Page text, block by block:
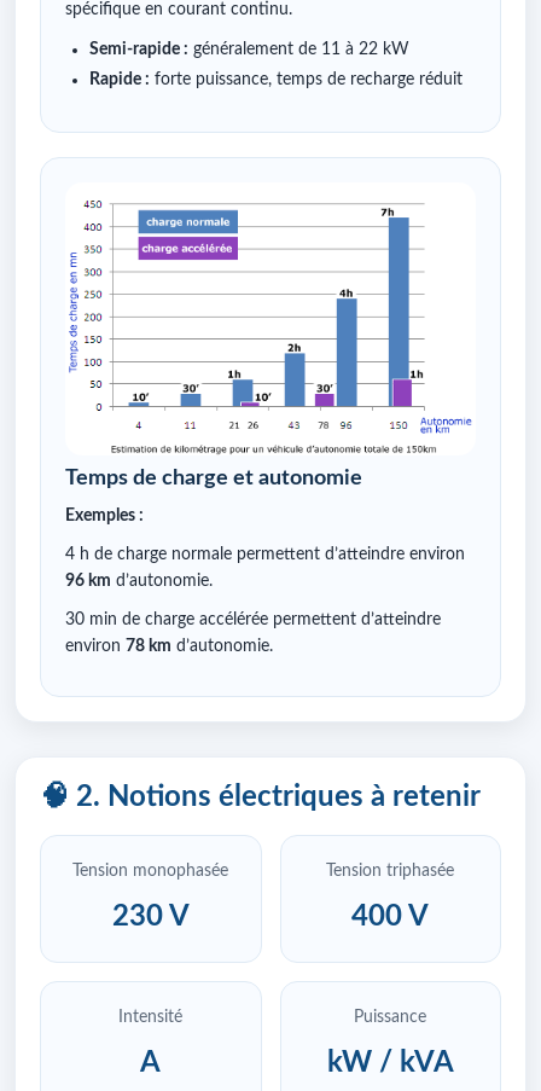
spécifique en courant continu.
Semi-rapide : généralement de 11 à 22 kW
Rapide : forte puissance, temps de recharge réduit
Temps de charge et autonomie
Exemples :
4 h de charge normale permettent d’atteindre environ
96 km d’autonomie.
30 min de charge accélérée permettent d’atteindre
environ 78 km d’autonomie.
🧠 2. Notions électriques à retenir
Tension monophasée
230 V
Tension triphasée
400 V
Intensité
A
Puissance
kW / kVA